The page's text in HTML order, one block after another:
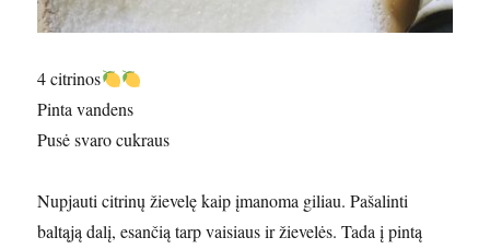
4 citrinos
Pinta vandens
Pusė svaro cukraus
Nupjauti citrinų žievelę kaip įmanoma giliau. Pašalinti
baltąją dalį, esančią tarp vaisiaus ir žievelės. Tada į pintą